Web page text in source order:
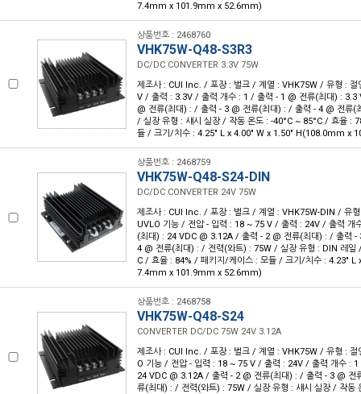
7.4mm x 101.9mm x 52.6mm)
상품번호 : 2468760
VHK75W-Q48-S3R3
DC/DC CONVERTER 3.3V 75W
제조사 : CUI Inc. / 포장 : 벌크 / 계열 : VHK75W / 유형 : 절
V / 출력 : 3.3V / 출력 개수 : 1 / 출력 - 1 @ 전류(최대) : 3.3
@ 전류(최대) : / 출력 - 3 @ 전류(최대) : / 출력 - 4 @ 전류(
/ 실장 유형 : 섀시 실장 / 작동 온도 : -40°C ~ 85°C / 효율 :
듈 / 크기/치수 : 4.25" L x 4.00" W x 1.50" H(108.0mm x
상품번호 : 2468759
VHK75W-Q48-S24-DIN
DC/DC CONVERTER 24V 75W
제조사 : CUI Inc. / 포장 : 벌크 / 계열 : VHK75W-DIN / 유
UVLO 기능 / 전압 - 입력 : 18 ~ 75 V / 출력 : 24V / 출력 개
(최대) : 24 VDC @ 3.12A / 출력 - 2 @ 전류(최대) : / 출력 -
4 @ 전류(최대) : / 전력(와트) : 75W / 실장 유형 : DIN 레일
C / 효율 : 84% / 패키지/케이스 : 모듈 / 크기/치수 : 4.23" L
7.4mm x 101.9mm x 52.6mm)
상품번호 : 2468758
VHK75W-Q48-S24
CONVERTER DC/DC 75W 24V 3.12A
제조사 : CUI Inc. / 포장 : 벌크 / 계열 : VHK75W / 유형 : 절
O 기능 / 전압 - 입력 : 18 ~ 75 V / 출력 : 24V / 출력 개수 :
24 VDC @ 3.12A / 출력 - 2 @ 전류(최대) : / 출력 - 3 @ 전
류(최대) : / 전력(와트) : 75W / 실장 유형 : 섀시 실장 / 작동